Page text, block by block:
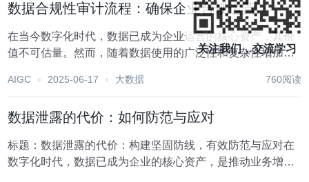
数据合规性审计流程：确保企业合规运营
在当今数字化时代，数据已成为企业运营的核心资产，其价
值不可估量。然而，随着数据使用的广泛性和复杂性增加，
审计作为一种系统性、规范性的方法，旨在评估企业处理、
AIGC 2025-06-17 大数据 760阅读
数据泄露的代价：如何防范与应对
标题：数据泄露的代价：构建坚固防线，有效防范与应对在
数字化时代，数据已成为企业的核心资产，是推动业务增
关注我们，交流学习